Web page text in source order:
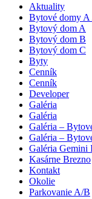
Aktuality
Bytové domy A
Bytový dom A
Bytový dom B
Bytový dom C
Byty
Cenník
Cenník
Developer
Galéria
Galéria
Galéria –
Galéria –
Galéria Gemini
Kasárne Brezno
Kontakt
Okolie
Parkovanie A/B